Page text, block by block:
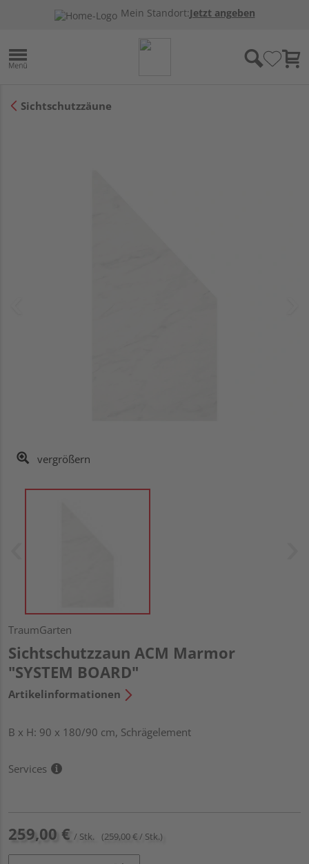
Mein Standort:Jetzt angeben
Sichtschutzzäune
vergrößern
TraumGarten
Sichtschutzzaun ACM Marmor
"SYSTEM BOARD"
Artikelinformationen
B x H: 90 x 180/90 cm, Schrägelement
Services
259,00 € / Stk. (259,00 € / Stk.)